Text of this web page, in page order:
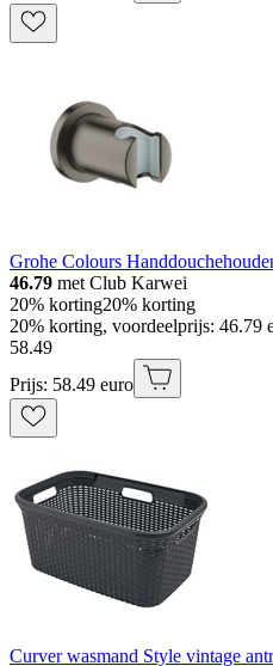
Grohe Colours
46.79 met Club Karwei
20% korting20% korting
20% korting, voordeelprijs: 46.79
58.49
Prijs: 58.49 euro
Curver wasmand Style vintage